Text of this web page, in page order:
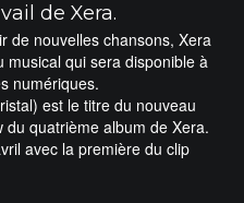
de Xera.
de nouvelles chansons, Xera
musical qui sera disponible à
numériques.
est le titre du nouveau
quatrième album de Xera.
avec la première du clip